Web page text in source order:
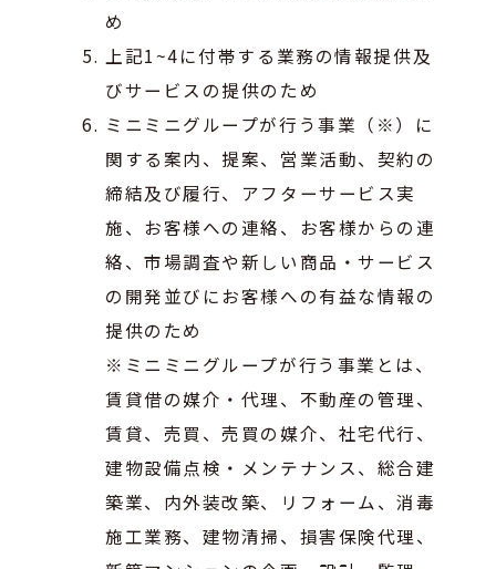
め
上記1~4に付帯する業務の情報提供及
びサービスの提供のため
ミニミニグループが行う事業（※）に
関する案内、提案、営業活動、契約の
締結及び履行、アフターサービス実
施、お客様への連絡、お客様からの連
絡、市場調査や新しい商品・サービス
の開発並びにお客様への有益な情報の
提供のため
※ミニミニグループが行う事業とは、
賃貸借の媒介・代理、不動産の管理、
賃貸、売買、売買の媒介、社宅代行、
建物設備点検・メンテナンス、総合建
築業、内外装改築、リフォーム、消毒
施工業務、建物清掃、損害保険代理、